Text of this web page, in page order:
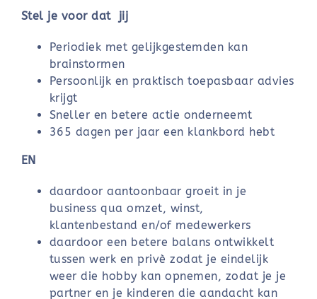
Stel je voor dat jij
Periodiek met gelijkgestemden kan
brainstormen
Persoonlijk en praktisch toepasbaar advies
krijgt
Sneller en betere actie onderneemt
365 dagen per jaar een klankbord hebt
EN
daardoor aantoonbaar groeit in je
business qua omzet, winst,
klantenbestand en/of medewerkers
daardoor een betere balans ontwikkelt
tussen werk en privè zodat je eindelijk
weer die hobby kan opnemen, zodat je je
partner en je kinderen die aandacht kan